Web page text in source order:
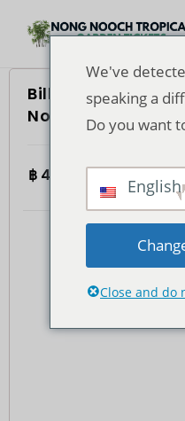
Billet d'entrée au
Nong Nooch​
฿ 400.00
We've
speaking a
Do you want
English
Close and do